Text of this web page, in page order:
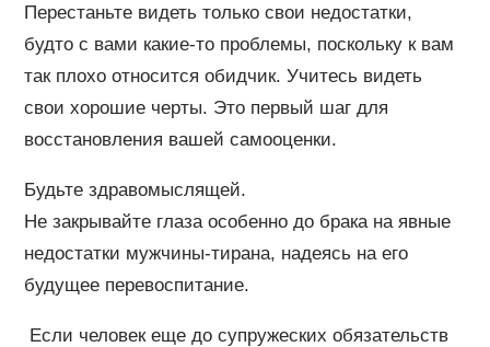
Перестаньте видеть только свои недостатки,
будто с вами какие-то проблемы, поскольку к вам
так плохо относится обидчик. Учитесь видеть
свои хорошие черты. Это первый шаг для
восстановления вашей самооценки.
Будьте здравомыслящей.
Не закрывайте глаза особенно до брака на явные
недостатки мужчины-тирана, надеясь на его
будущее перевоспитание.
Если человек еще до супружеских обязательств